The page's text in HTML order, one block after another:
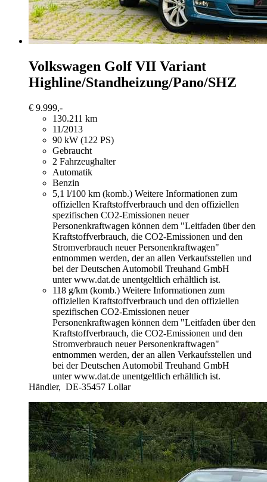
Volkswagen Golf VII Variant
Highline/Standheizung/Pano/SHZ
€ 9.999,-
130.211 km
11/2013
90 kW (122 PS)
Gebraucht
2 Fahrzeughalter
Automatik
Benzin
5,1 l/100 km (komb.) Weitere Informationen zum
offiziellen Kraftstoffverbrauch und den offiziellen
spezifischen CO2-Emissionen neuer
Personenkraftwagen können dem "Leitfaden über den
Kraftstoffverbrauch, die CO2-Emissionen und den
Stromverbrauch neuer Personenkraftwagen"
entnommen werden, der an allen Verkaufsstellen und
bei der Deutschen Automobil Treuhand GmbH
unter www.dat.de unentgeltlich erhältlich ist.
118 g/km (komb.) Weitere Informationen zum
offiziellen Kraftstoffverbrauch und den offiziellen
spezifischen CO2-Emissionen neuer
Personenkraftwagen können dem "Leitfaden über den
Kraftstoffverbrauch, die CO2-Emissionen und den
Stromverbrauch neuer Personenkraftwagen"
entnommen werden, der an allen Verkaufsstellen und
bei der Deutschen Automobil Treuhand GmbH
unter www.dat.de unentgeltlich erhältlich ist.
Händler, DE-35457 Lollar